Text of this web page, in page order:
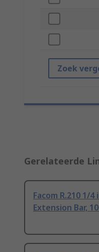
Zoek
Gerelateerde
Facom R.210 1/4
Extension Bar,